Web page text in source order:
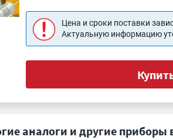
Цена и сроки поставки
Актуальную информацию
аналоги и другие приборы